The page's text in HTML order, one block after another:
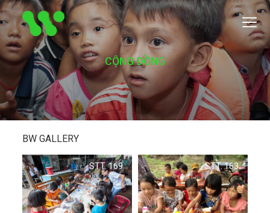
CỘNG ĐỒNG
BW GALLERY
STT. 169 STT. 163